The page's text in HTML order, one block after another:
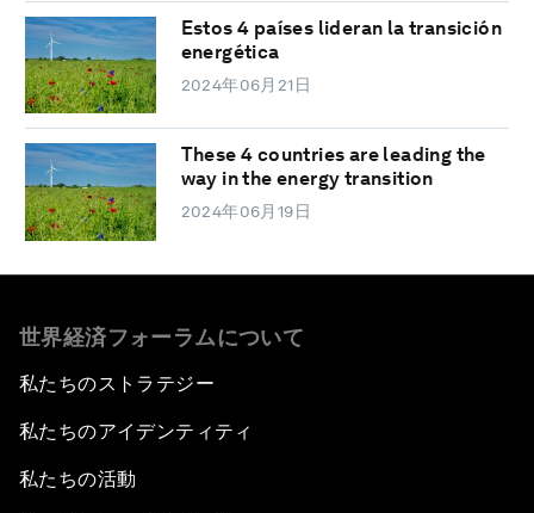
Estos 4 países lideran la transición
energética
2024年06月21日
These 4 countries are leading the
way in the energy transition
2024年06月19日
世界経済フォーラムについて
私たちのストラテジー
私たちのアイデンティティ
私たちの活動